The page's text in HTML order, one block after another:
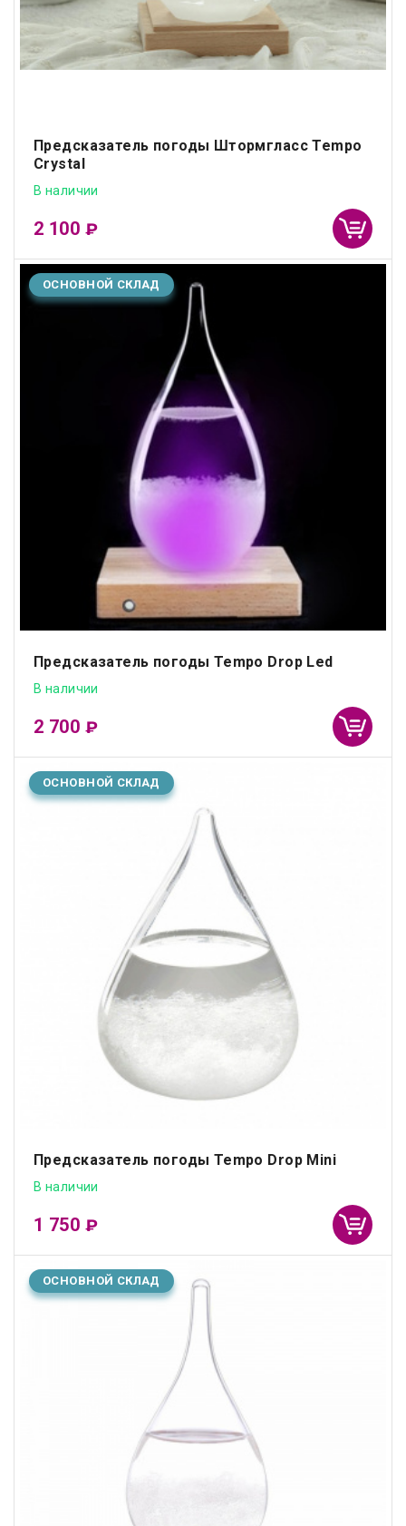
Предсказатель погоды Штормгласс Tempo
Crystal
В наличии
2 100 ₽
ОСНОВНОЙ СКЛАД
Предсказатель погоды Tempo Drop Led
В наличии
2 700 ₽
ОСНОВНОЙ СКЛАД
Предсказатель погоды Tempo Drop Mini
В наличии
1 750 ₽
ОСНОВНОЙ СКЛАД